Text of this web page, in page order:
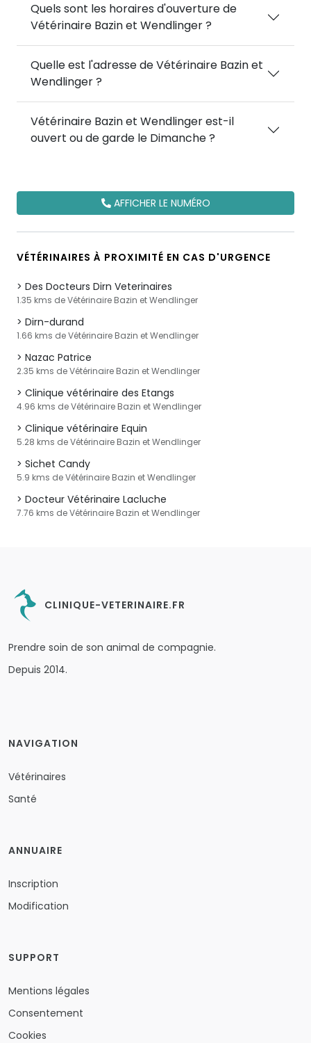
Quels sont les horaires d'ouverture de
Vétérinaire Bazin et Wendlinger ?
Quelle est l'adresse de Vétérinaire Bazin et
Wendlinger ?
Vétérinaire Bazin et Wendlinger est-il
ouvert ou de garde le Dimanche ?
AFFICHER LE NUMÉRO
VÉTÉRINAIRES À PROXIMITÉ EN CAS D'URGENCE
Des Docteurs Dirn Veterinaires
1.35 kms de Vétérinaire Bazin et Wendlinger
Dirn-durand
1.66 kms de Vétérinaire Bazin et Wendlinger
Nazac Patrice
2.35 kms de Vétérinaire Bazin et Wendlinger
Clinique vétérinaire des Etangs
4.96 kms de Vétérinaire Bazin et Wendlinger
Clinique vétérinaire Equin
5.28 kms de Vétérinaire Bazin et Wendlinger
Sichet Candy
5.9 kms de Vétérinaire Bazin et Wendlinger
Docteur Vétérinaire Lacluche
7.76 kms de Vétérinaire Bazin et Wendlinger
CLINIQUE-VETERINAIRE.FR
Prendre soin de son animal de compagnie.
Depuis 2014.
NAVIGATION
Vétérinaires
Santé
ANNUAIRE
Inscription
Modification
SUPPORT
Mentions légales
Consentement
Cookies